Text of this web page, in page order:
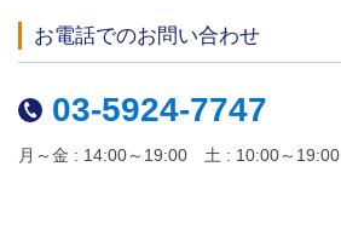
お電話でのお問い合わせ
03-5924-7747
月～金 : 14:00～19:00 土 : 10:00～19:00